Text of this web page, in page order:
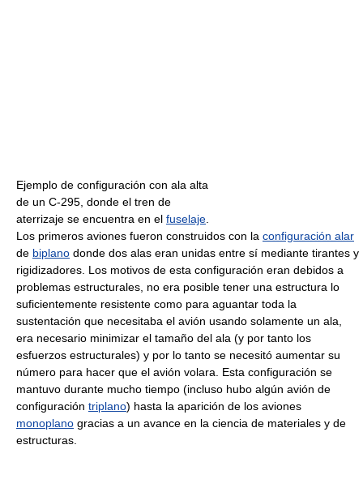
Ejemplo de configuración con ala alta
de un C-295, donde el tren de
aterrizaje se encuentra en el fuselaje
Los primeros aviones fueron construidos con la configuración alar
de biplano donde dos alas eran unidas entre sí mediante tirantes y
rigidizadores. Los motivos de esta configuración eran debidos a
problemas estructurales, no era posible tener una estructura lo
suficientemente resistente como para aguantar toda la
sustentación que necesitaba el avión usando solamente un ala,
era necesario minimizar el tamaño del ala (y por tanto los
esfuerzos estructurales) y por lo tanto se necesitó aumentar su
número para hacer que el avión volara. Esta configuración se
mantuvo durante mucho tiempo (incluso hubo algún avión de
configuración triplano) hasta la aparición de los aviones
monoplano gracias a un avance en la ciencia de materiales y de
estructuras.